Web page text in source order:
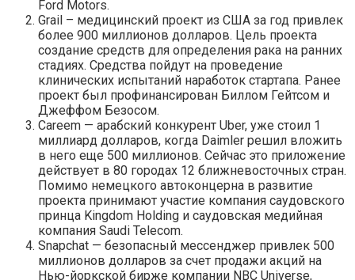
Ford Motors.
Grail – медицинский проект из США за год привлек
более 900 миллионов долларов. Цель проекта
создание средств для определения рака на ранних
стадиях. Средства пойдут на проведение
клинических испытаний наработок стартапа. Ранее
проект был профинансирован Биллом Гейтсом и
Джеффом Безосом.
Careem — арабский конкурент Uber, уже стоил 1
миллиард долларов, когда Daimler решил вложить
в него еще 500 миллионов. Сейчас это приложение
действует в 80 городах 12 ближневосточных стран.
Помимо немецкого автоконцерна в развитие
проекта принимают участие компания саудовского
принца Kingdom Holding и саудовская медийная
компания Saudi Telecom.
Snapchat — безопасный мессенджер привлек 500
миллионов долларов за счет продажи акций на
Нью-йоркской бирже компании NBC Universe,